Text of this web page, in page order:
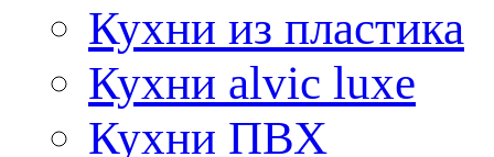
Кухни из пластика
Кухни alvic luxe
Кухни ПВХ